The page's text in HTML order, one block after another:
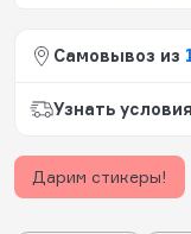
Самовывоз из
Узнать условия
Дарим стикеры!